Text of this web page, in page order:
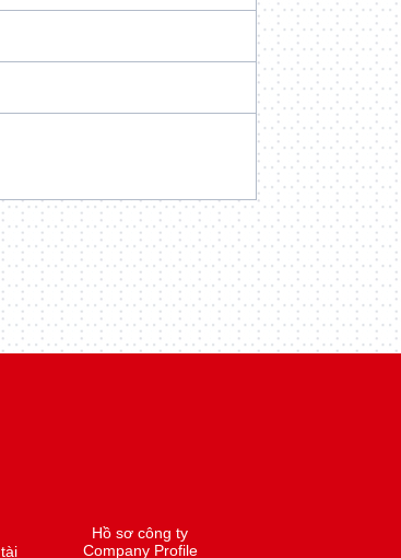
Hồ sơ công ty
Company Profile